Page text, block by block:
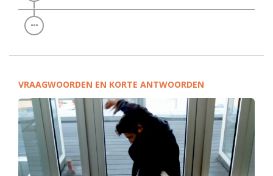
VRAAGWOORDEN EN KORTE ANTWOORDEN